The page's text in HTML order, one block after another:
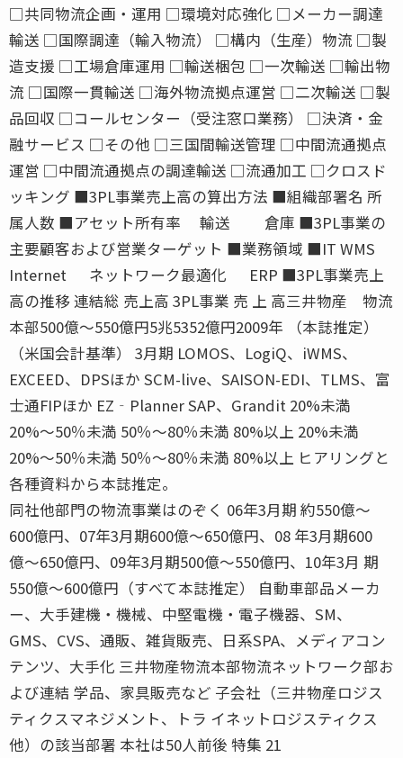
□共同物流企画・運用 □環境対応強化 □メーカー調達
輸送 □国際調達（輸入物流） □構内（生産）物流 □製
造支援 □工場倉庫運用 □輸送梱包 □一次輸送 □輸出物
流 □国際一貫輸送 □海外物流拠点運営 □二次輸送 □製
品回収 □コールセンター（受注窓口業務） □決済・金
融サービス □その他 □三国間輸送管理 □中間流通拠点
運営 □中間流通拠点の調達輸送 □流通加工 □クロスド
ッキング ■3PL事業売上高の算出方法 ■組織部署名 所
属人数 ■アセット所有率 輸送 倉庫 ■3PL事業の
主要顧客および営業ターゲット ■業務領域 ■IT WMS
Internet ネットワーク最適化 ERP ■3PL事業売上
高の推移 連結総 売上高 3PL事業 売 上 高三井物産 物流
本部500億〜550億円5兆5352億円2009年 （本誌推定）
（米国会計基準） 3月期 LOMOS、LogiQ、iWMS、
EXCEED、DPSほか SCM-live、SAISON-EDI、TLMS、富
士通FIPほか EZ‐Planner SAP、Grandit 20%未満
20%〜50％未満 50％〜80％未満 80%以上 20%未満
20%〜50％未満 50％〜80％未満 80%以上 ヒアリングと
各種資料から本誌推定。
同社他部門の物流事業はのぞく 06年3月期 約550億〜
600億円、07年3月期600億〜650億円、08 年3月期600
億〜650億円、09年3月期500億〜550億円、10年3月 期
550億〜600億円（すべて本誌推定） 自動車部品メーカ
ー、大手建機・機械、中堅電機・電子機器、SM、
GMS、CVS、通販、雑貨販売、日系SPA、メディアコン
テンツ、大手化 三井物産物流本部物流ネットワーク部お
よび連結 学品、家具販売など 子会社（三井物産ロジス
ティクスマネジメント、トラ イネットロジスティクス
他）の該当部署 本社は50人前後 特集 21